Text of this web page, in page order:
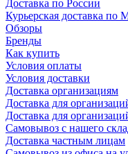
Доставка по России
Курьерская доставка по
Обзоры
Бренды
Как купить
Условия оплаты
Условия доставки
Доставка организациям
Доставка для
Доставка для
Самовывоз с нашего
Доставка частным лицам